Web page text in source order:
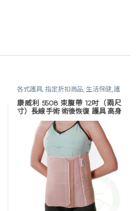
各式護具,指定折扣商品,生活保健,護
腰｜束腹帶 ,軀幹護具
康威利 5508 束腹帶 12吋（兩尺
寸）長線手術 術後恢復 護具 高身
高 Conwell